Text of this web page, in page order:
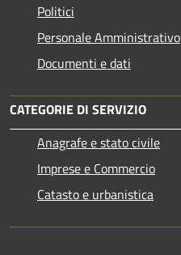
Politici
Personale Amministrativo
Documenti e dati
CATEGORIE DI SERVIZIO
Anagrafe e stato civile
Imprese e Commercio
Catasto e urbanistica